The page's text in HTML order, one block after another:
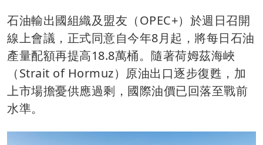
石油輸出國組織及盟友（OPEC+）於週日召開
線上會議，正式同意自今年8月起，將每日石油
產量配額再提高18.8萬桶。隨著荷姆茲海峽
（Strait of Hormuz）原油出口逐步復甦，加
上市場擔憂供應過剩，國際油價已回落至戰前
水準。